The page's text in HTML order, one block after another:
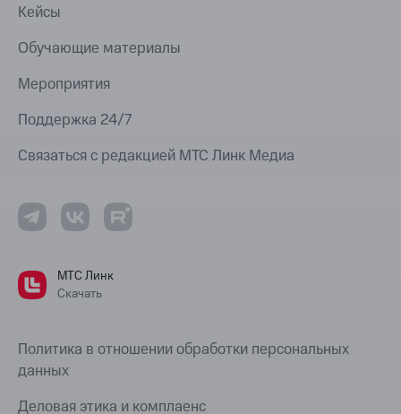
Кейсы
Обучающие материалы
Мероприятия
Поддержка 24/7
Связаться с редакцией МТС Линк Медиа
МТС Линк
Скачать
Политика в отношении обработки персональных
данных
Деловая этика и комплаенс